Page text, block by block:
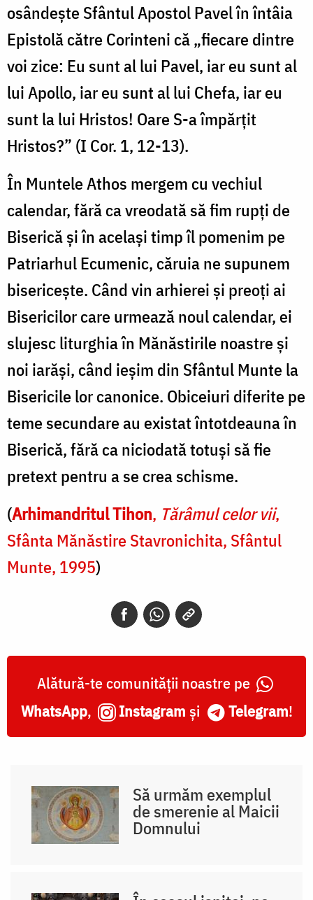
osândește Sfântul Apostol Pavel în întâia
Epistolă către Corinteni că „fiecare dintre
voi zice: Eu sunt al lui Pavel, iar eu sunt al
lui Apollo, iar eu sunt al lui Chefa, iar eu
sunt la lui Hristos! Oare S-a împărțit
Hristos?” (I Cor. 1, 12-13).
În Muntele Athos mergem cu vechiul
calendar, fără ca vreodată să fim rupți de
Biserică și în același timp îl pomenim pe
Patriarhul Ecumenic, căruia ne supunem
bisericește. Când vin arhierei și preoți ai
Bisericilor care urmează noul calendar, ei
slujesc liturghia în Mănăstirile noastre și
noi iarăși, când ieșim din Sfântul Munte la
Bisericile lor canonice. Obiceiuri diferite pe
teme secundare au existat întotdeauna în
Biserică, fără ca niciodată totuși să fie
pretext pentru a se crea schisme.
(Arhimandritul Tihon, Tărâmul celor vii,
Sfânta Mănăstire Stavronichita, Sfântul
Munte, 1995)
Alătură-te comunității noastre pe
WhatsApp, Instagram și Telegram!
Să urmăm exemplul
de smerenie al Maicii
Domnului